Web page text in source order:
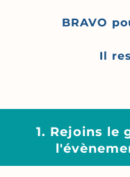
BRAVO
Il
1. Rejoins le